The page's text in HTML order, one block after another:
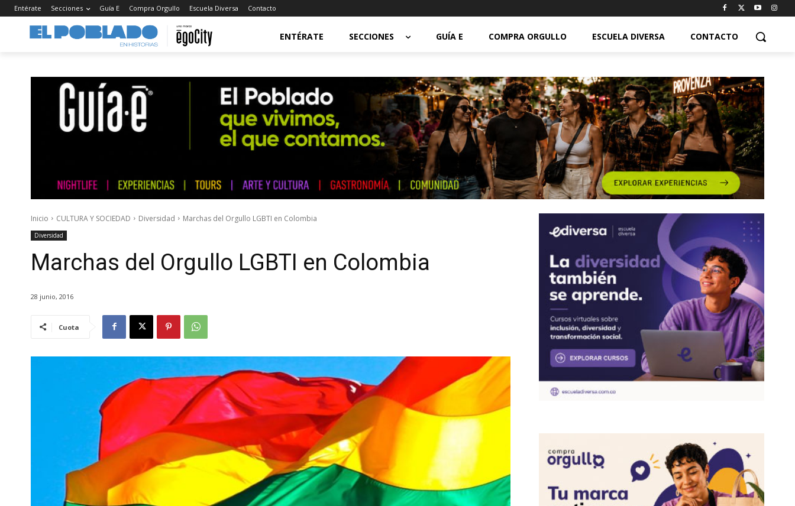
Entérate Secciones Guía E Compra Orgullo Escuela Diversa Contacto
ENTÉRATE SECCIONES GUÍA E COMPRA ORGULLO ESCUELA DIVERSA CONTACTO
Inicio CULTURA Y SOCIEDAD Diversidad Marchas del Orgullo LGBTI en Colombia
Diversidad
Marchas del Orgullo LGBTI en Colombia
28 junio, 2016
Cuota